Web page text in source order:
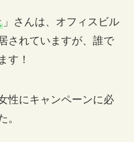
」さんは、オフィスビル
されていますが、誰で
す！
性にキャンペーンに必
。